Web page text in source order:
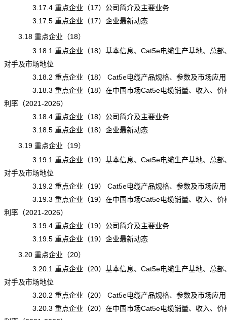
3.17.4 重点企业（17）公司简介及主要业务
3.17.5 重点企业（17）企业最新动态
3.18 重点企业（18）
3.18.1 重点企业（18）基本信息、Cat5e电缆生产基地、总部
对手及市场地位
3.18.2 重点企业（18） Cat5e电缆产品规格、参数及市场应用
3.18.3 重点企业（18）在中国市场Cat5e电缆销量、收入、价
利率（2021-2026）
3.18.4 重点企业（18）公司简介及主要业务
3.18.5 重点企业（18）企业最新动态
3.19 重点企业（19）
3.19.1 重点企业（19）基本信息、Cat5e电缆生产基地、总部
对手及市场地位
3.19.2 重点企业（19） Cat5e电缆产品规格、参数及市场应用
3.19.3 重点企业（19）在中国市场Cat5e电缆销量、收入、价
利率（2021-2026）
3.19.4 重点企业（19）公司简介及主要业务
3.19.5 重点企业（19）企业最新动态
3.20 重点企业（20）
3.20.1 重点企业（20）基本信息、Cat5e电缆生产基地、总部
对手及市场地位
3.20.2 重点企业（20） Cat5e电缆产品规格、参数及市场应用
3.20.3 重点企业（20）在中国市场Cat5e电缆销量、收入、价